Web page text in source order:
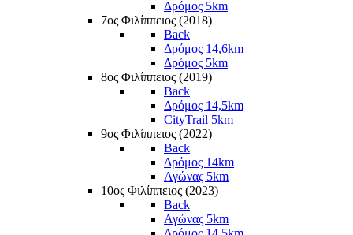
Δρόμος 5km
7ος Φιλίππειος (2018)
Back
Δρόμος 14,6km
Δρόμος 5km
8ος Φιλίππειος (2019)
Back
Δρόμος 14,5km
CityTrail 5km
9ος Φιλίππειος (2022)
Back
Δρόμος 14km
Αγώνας 5km
10ος Φιλίππειος (2023)
Back
Αγώνας 5km